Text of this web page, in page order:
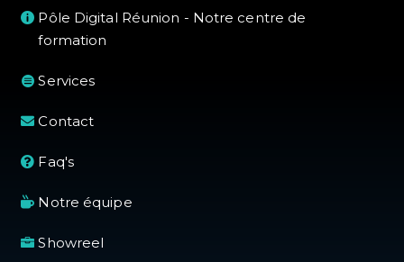
Pôle Digital Réunion - Notre centre de
formation
Services
Contact
Faq's
Notre équipe
Showreel